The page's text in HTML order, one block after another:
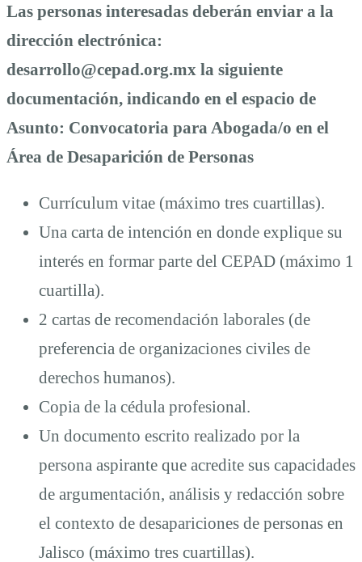
Las personas interesadas deberán enviar a la
dirección electrónica:
desarrollo@cepad.org.mx la siguiente
documentación, indicando en el espacio de
Asunto: Convocatoria para Abogada/o en el
Área de Desaparición de Personas
Currículum vitae (máximo tres cuartillas).
Una carta de intención en donde explique su
interés en formar parte del CEPAD (máximo 1
cuartilla).
2 cartas de recomendación laborales (de
preferencia de organizaciones civiles de
derechos humanos).
Copia de la cédula profesional.
Un documento escrito realizado por la
persona aspirante que acredite sus capacidades
de argumentación, análisis y redacción sobre
el contexto de desapariciones de personas en
Jalisco (máximo tres cuartillas).